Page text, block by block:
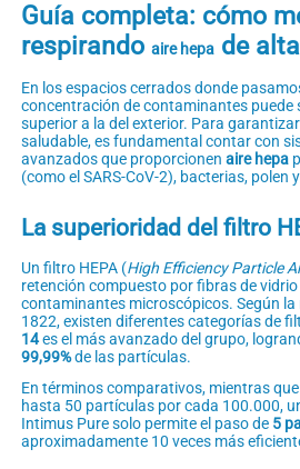
Guía completa: cómo
respirando aire hepa de
En los espacios cerrados donde
concentración de contaminantes puede
superior a la del exterior. Para
saludable, es fundamental contar con
avanzados que proporcionen aire hepa
(como el SARS-CoV-2), bacterias, polen
La superioridad del filtro
Un filtro HEPA (High Efficiency Particle
retención compuesto por fibras de
contaminantes microscópicos. Según la
1822, existen diferentes categorías de
14es el más avanzado del grupo,
99,99%de las partículas.
En términos comparativos, mientras
hasta 50 partículas por cada 100.000,
Intimus Pure solo permite el paso de 5
aproximadamente 10 veces más